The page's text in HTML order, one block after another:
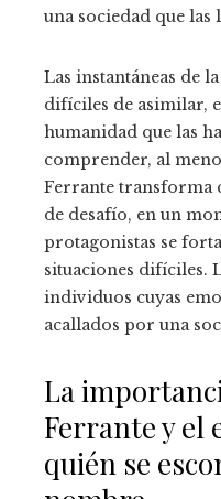
una sociedad que las
Las instantáneas de
difíciles de asimilar,
humanidad que las
comprender, al
Ferrante transforma
de desafío, en un
protagonistas se
situaciones difíciles.
individuos cuyas
acallados por una
La
Ferrante y el
quién se